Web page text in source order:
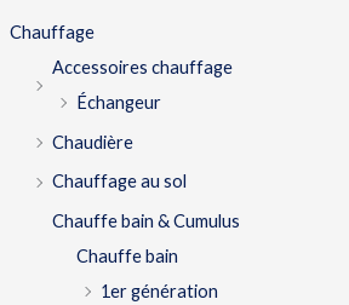
Chauffage
Accessoires chauffage
Échangeur
Chaudière
Chauffage au sol
Chauffe bain & Cumulus
Chauffe bain
1er génération